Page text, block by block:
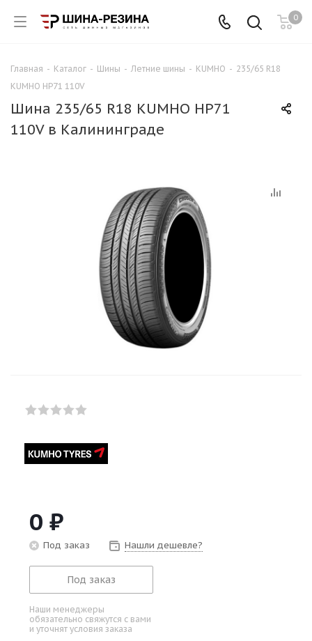
0
Главная - Каталог - Шины - Летние шины - KUMHO - 235/65 R18
KUMHO HP71 110V
Шина 235/65 R18 KUMHO HP71
110V в Калининграде
0 ₽
Под заказ Нашли дешевле?
Под заказ
Наши менеджеры
обязательно свяжутся с вами
и уточнят условия заказа